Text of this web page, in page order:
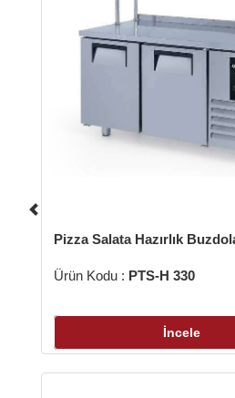
Salata Hazırlık Buzdolabı 2 Kapılı
Kodu :PTS-H 330